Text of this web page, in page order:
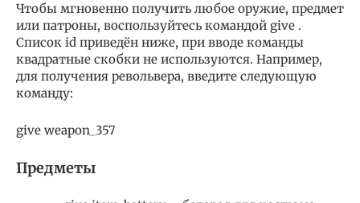
Чтобы мгновенно получить любое оружие, предмет
или патроны, воспользуйтесь командой give .
Список id приведён ниже, при вводе команды
квадратные скобки не используются. Например,
для получения револьвера, введите следующую
команду:
give weapon_357
Предметы